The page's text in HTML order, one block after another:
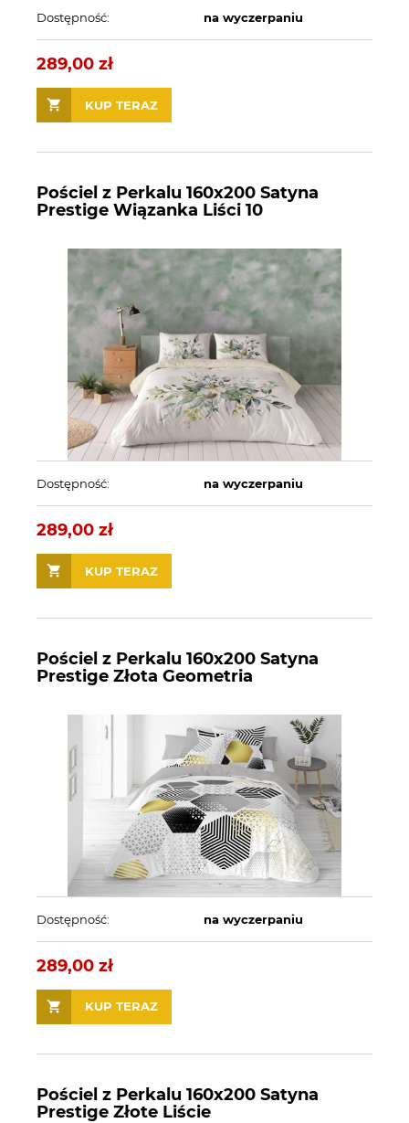
Dostępność: na wyczerpaniu
289,00 zł
KUP TERAZ
Pościel z Perkalu 160x200 Satyna
Prestige Wiązanka Liści 10
Dostępność: na wyczerpaniu
289,00 zł
KUP TERAZ
Pościel z Perkalu 160x200 Satyna
Prestige Złota Geometria
Dostępność: na wyczerpaniu
289,00 zł
KUP TERAZ
Pościel z Perkalu 160x200 Satyna
Prestige Złote Liście